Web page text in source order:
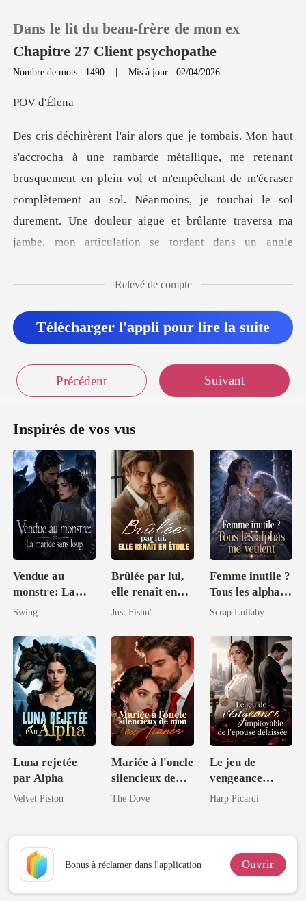
Recharger
Historique
Déconnexion
Dans le lit du beau‑frère de mon ex
Chapitre 27 Client psychopathe
Nombre de mots : 1490 |Mis à jour : 02/04/2026
d'
quement en plein vol et m'empêchant de m'écraser
complètement au sol. Néanmoins, je touchai le sol
durement. Une
Relevé de compte
Télécharger l'appli pour lire la suite
Précédent Suivant
Inspirés de vos vus
Vendue au
monstre: La
mariée sans
Swing
Brûlée par lui,
elle renaît en
étoile
Just Fishn'
Femme inutile ?
Tous les alphas
me veulent
Scrap Lullaby
Luna rejetée
par Alpha
Velvet Piston
Mariée à l'oncle
silencieux de
mon ex-fiancé
The Dove
Le jeu de
vengeance
impitoyable de
Harp Picardi
Bonus à réclamer dans l'application Ouvrir